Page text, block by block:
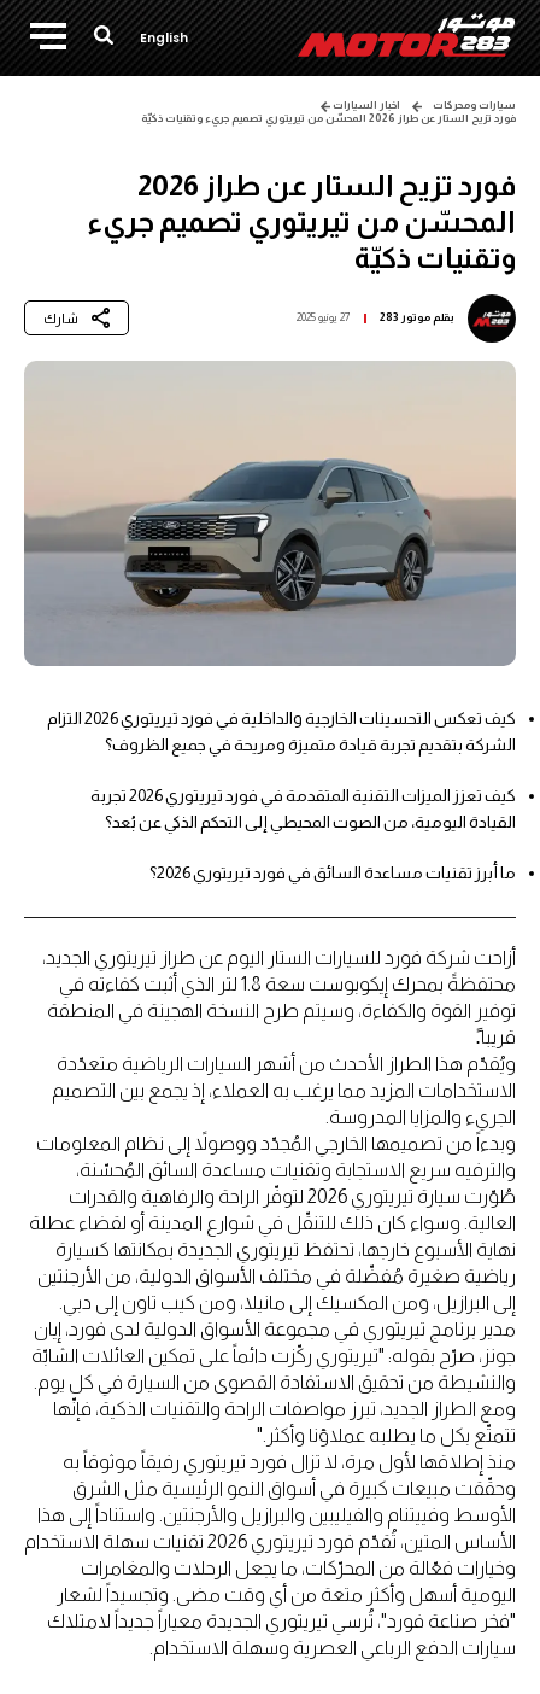
English
سيارات ومحركات
اخبار السيارات
فورد تزيح الستار عن طراز 2026 المحسّن من تيريتوري تصميم جريء وتقنيات ذكيّة
فورد تزيح الستار عن طراز 2026
المحسّن من تيريتوري تصميم جريء
وتقنيات ذكيّة
بقلمموتور 283 27 يونيو 2025 شارك
كيف تعكس التحسينات الخارجية والداخلية في فورد تيريتوري 2026 التزام
الشركة بتقديم تجربة قيادة متميزة ومريحة في جميع الظروف؟
كيف تعزز الميزات التقنية المتقدمة في فورد تيريتوري 2026 تجربة
القيادة اليومية، من الصوت المحيطي إلى التحكم الذكي عن بُعد؟
ما أبرز تقنيات مساعدة السائق في فورد تيريتوري 2026؟
أزاحت شركة فورد للسيارات الستار اليوم عن طراز تيريتوري الجديد،
محتفظةً بمحرك إيكوبوست سعة 1.8 لتر الذي أثبت كفاءته في
توفير القوة والكفاءة، وسيتم طرح النسخة الهجينة في المنطقة
قريبا.ً
ويُقدّم هذا الطراز الأحدث من أشهر السيارات الرياضية متعدّدة
الاستخدامات المزيد مما يرغب به العملاء، إذ يجمع بين التصميم
الجريء والمزايا المدروسة.
وبدءاً من تصميمها الخارجي المُجدّد ووصولاً إلى نظام المعلومات
والترفيه سريع الاستجابة وتقنيات مساعدة السائق المُحسّنة،
طُوّرت سيارة تيريتوري 2026 لتوفّر الراحة والرفاهية والقدرات
العالية. وسواء كان ذلك للتنقّل في شوارع المدينة أو لقضاء عطلة
نهاية الأسبوع خارجها، تحتفظ تيريتوري الجديدة بمكانتها كسيارة
رياضية صغيرة مُفضّلة في مختلف الأسواق الدولية، من الأرجنتين
إلى البرازيل، ومن المكسيك إلى مانيلا، ومن كيب تاون إلى دبي.
مدير برنامج تيريتوري في مجموعة الأسواق الدولية لدى فورد، إيان
جونز، صرّح بقوله: "تيريتوري ركّزت دائماً على تمكين العائلات الشابّة
والنشيطة من تحقيق الاستفادة القصوى من السيارة في كل يوم.
ومع الطراز الجديد، تبرز مواصفات الراحة والتقنيات الذكية، فإنّها
تتمتّع بكل ما يطلبه عملاؤنا وأكثر."
منذ إطلاقها لأول مرة، لا تزال فورد تيريتوري رفيقاً موثوقاً به
وحقّقت مبيعات كبيرة في أسواق النمو الرئيسية مثل الشرق
الأوسط وفييتنام والفيليبين والبرازيل والأرجنتين. واستناداً إلى هذا
الأساس المتين، تُقدّم فورد تيريتوري 2026 تقنيات سهلة الاستخدام
وخيارات فعّالة من المحرّكات، ما يجعل الرحلات والمغامرات
اليومية أسهل وأكثر متعة من أي وقت مضى. وتجسيداً لشعار
"فخر صناعة فورد"، تُرسي تيريتوري الجديدة معياراً جديداً لامتلاك
سيارات الدفع الرباعي العصرية وسهلة الاستخدام.